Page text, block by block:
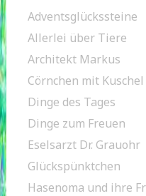
Adventsglückssteine
Allerlei über Tiere
Architekt Markus
Cörnchen mit
Dinge des Tages
Dinge zum Freuen
Eselsarzt Dr. Grauohr
Glückspünktchen
Hasenoma und ihre